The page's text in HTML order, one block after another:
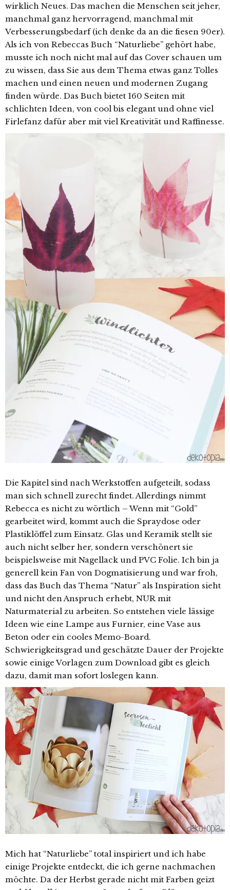
wirklich Neues. Das machen die Menschen seit jeher,
manchmal ganz hervorragend, manchmal mit
Verbesserungsbedarf (ich denke da an die fiesen 90er).
Als ich von Rebeccas Buch “Naturliebe” gehört habe,
musste ich noch nicht mal auf das Cover schauen um
zu wissen, dass Sie aus dem Thema etwas ganz Tolles
machen und einen neuen und modernen Zugang
finden würde. Das Buch bietet 160 Seiten mit
schlichten Ideen, von cool bis elegant und ohne viel
Firlefanz dafür aber mit viel Kreativität und Raffinesse.
Die Kapitel sind nach Werkstoffen aufgeteilt, sodass
man sich schnell zurecht findet. Allerdings nimmt
Rebecca es nicht zu wörtlich – Wenn mit “Gold”
gearbeitet wird, kommt auch die Spraydose oder
Plastiklöffel zum Einsatz. Glas und Keramik stellt sie
auch nicht selber her, sondern verschönert sie
beispielsweise mit Nagellack und PVC Folie. Ich bin ja
generell kein Fan von Dogmatisierung und war froh,
dass das Buch das Thema “Natur” als Inspiration sieht
und nicht den Anspruch erhebt, NUR mit
Naturmaterial zu arbeiten. So entstehen viele lässige
Ideen wie eine Lampe aus Furnier, eine Vase aus
Beton oder ein cooles Memo-Board.
Schwierigkeitsgrad und geschätzte Dauer der Projekte
sowie einige Vorlagen zum Download gibt es gleich
dazu, damit man sofort loslegen kann.
Mich hat “Naturliebe” total inspiriert und ich habe
einige Projekte entdeckt, die ich gerne nachmachen
möchte. Da der Herbst gerade nicht mit Farben geizt